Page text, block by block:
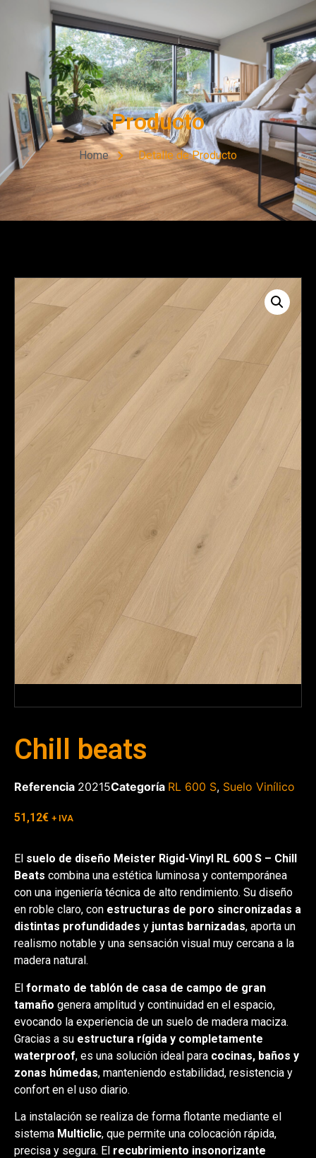
Producto
Home Detalle de Producto
Chill beats
Referencia 20215Categoría RL 600 S, Suelo Vinílico
51,12€ + IVA
El suelo de diseño Meister Rigid-Vinyl RL 600 S – Chill
Beats combina una estética luminosa y contemporánea
con una ingeniería técnica de alto rendimiento. Su diseño
en roble claro, con estructuras de poro sincronizadas a
distintas profundidades y juntas barnizadas, aporta un
realismo notable y una sensación visual muy cercana a la
madera natural.
El formato de tablón de casa de campo de gran
tamaño genera amplitud y continuidad en el espacio,
evocando la experiencia de un suelo de madera maciza.
Gracias a su estructura rígida y completamente
waterproof, es una solución ideal para cocinas, baños y
zonas húmedas, manteniendo estabilidad, resistencia y
confort en el uso diario.
La instalación se realiza de forma flotante mediante el
sistema Multiclic, que permite una colocación rápida,
precisa y segura. El recubrimiento insonorizante